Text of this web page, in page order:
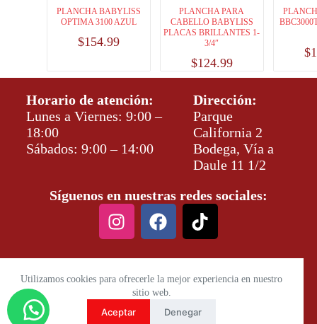
Utilizamos cookies para ofrecerle la mejor experiencia en nuestro
sitio web.
Aceptar Denegar
PLANCHA BABYLISS
OPTIMA 3100 AZUL
$154.99
PLANCHA PARA
CABELLO BABYLISS
PLACAS BRILLANTES 1-
3/4″
$124.99
$
Horario de atención:
Lunes a Viernes: 9:00 –
18:00
Sábados: 9:00 – 14:00
Dirección:
Parque
California 2
Bodega, Vía a
Daule 11 1/2
Síguenos en nuestras redes sociales: